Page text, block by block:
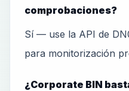
comprobaciones?
Sí — use la API de
para monitorización
¿Corporate BIN